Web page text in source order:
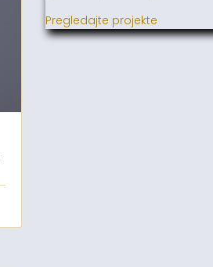
Pregledajte projekte